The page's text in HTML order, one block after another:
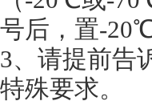
号后，置-
3、请提前告
特殊要求。